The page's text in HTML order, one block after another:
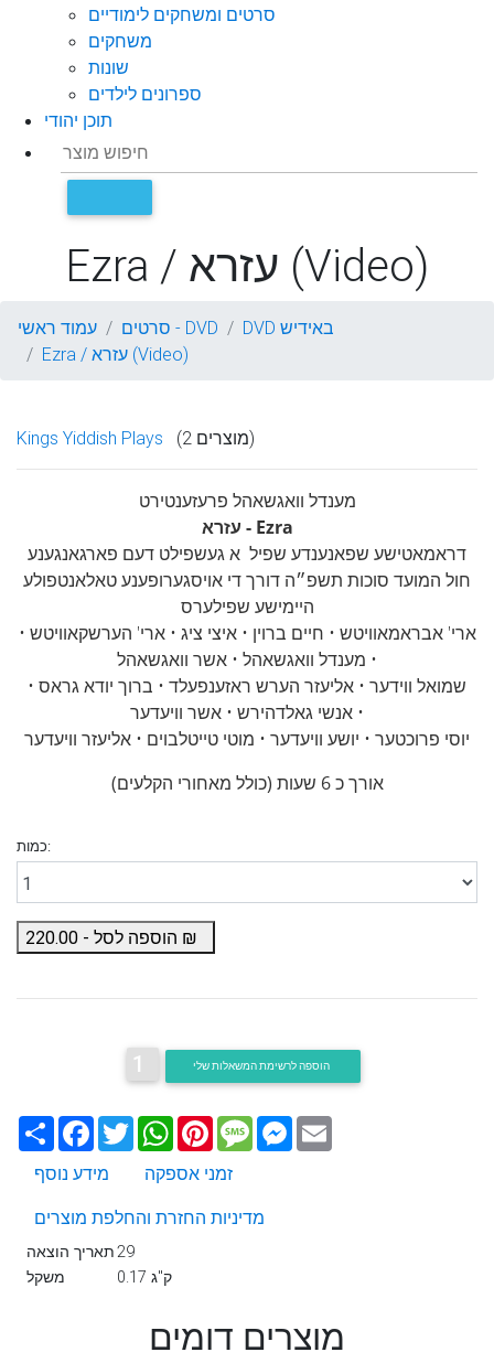
סרטים ומשחקים לימודיים
משחקים
שונות
ספרונים לילדים
תוכן יהודי
Ezra / עזרא (Video)
עמוד ראשי סרטים - DVD
DVD באידיש
Ezra / עזרא (Video)
Kings Yiddish Plays (2 מוצרים)
מענדל וואגשאהל פרעזענטירט
עזרא - Ezra
דראמאטישע שפאנענדע שפיל אגעשפילט דעם פארגאנגענע
חול המועד סוכות תשפ״ה דורך די אויסגערופענע טאלאנטפולע
היימישע שפילערס
ארי' אבראמאוויטש • חיים ברוין • איצי ציג • ארי' הערשקאוויטש •
מענדל וואגשאהל • אשר וואגשאהל •
שמואל ווידער • אליעזר הערש ראזענפעלד • ברוך יודא גראס •
אנשי גאלדהירש • אשר וויעדער •
יוסי פרוכטער • יושע וויעדער • מוטי טייטלבוים • אליעזר וויעדער
אורך כ 6 שעות (כולל מאחורי הקלעים)
כמות:
הוספה לסל - 220.00
1
שתף Facebook
TwitterWhatsApp
PinterestMessageMessenger
מידע נוסף
זמני אספקה
מדיניות החזרת והחלפת מוצרים
תאריך הוצאה29
משקל
0.17 ק"ג
מוצרים דומים